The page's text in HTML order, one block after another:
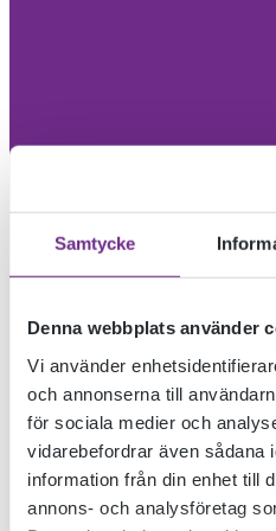
Samtycke
Denna webbplats använder
Vi använder
och annonserna till
för sociala medier och
vidarebefordrar även sådana
information från din enhet till
annons- och analysföretag